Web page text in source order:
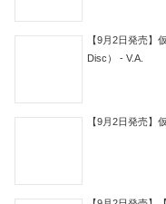
【9月2日発売】
Disc） - V.A.
【9月2日発売】